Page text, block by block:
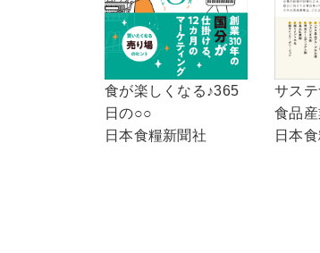
食が楽しくなる♪365
日の○○
日本食糧新聞社
サス
食品産
日本